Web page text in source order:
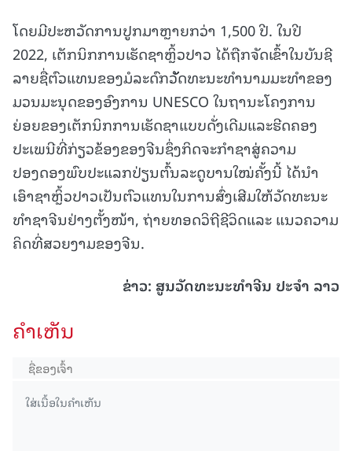
ໂດຍມີປະຫວັດການປູກມາຫຼາຍກວ່າ 1,500 ປີ. ໃນປີ
2022, ເຕັກນິກການເຮັດຊາຫຼິ້ວປາວ ໄດ້ຖືກຈັດເຂົ້າໃນບັນຊີ
ລາຍຊື່ຕົວແທນຂອງມໍລະດົກວັັັດທະນະທໍານາມມະທໍາຂອງ
ມວນມະນຸດຂອງອົງການ UNESCO ໃນຖານະໂຄງການ
ຍ່ອຍຂອງເຕັກນິກການເຮັດຊາແບບດັ່ງເດີມແລະຮີດຄອງ
ປະເພນີທີ່ກ່ຽວຂ້ອງຂອງຈີນຊຶ່ງກິດຈະກໍາຊາສູ່ຄວາມ
ປອງດອງພົບປະແລກປ່ຽນຕົ້ນລະດູບານໃໝ່ຄັ້ງນີ້ ໄດ້ນໍາ
ເອົາຊາຫຼິ້ວປາວເປັນຕົວແທນໃນການສົ່ງເສີມໃຫ້ວັດທະນະ
ທໍາຊາຈີນຢ່າງຕັ້ງໜ້າ, ຖ່າຍທອດວິຖີຊີວິດແລະ ແນວຄວາມ
ຄິດທີ່ສວຍງາມຂອງຈີນ.
ຂ່າວ: ສູນວັດທະນະທໍາຈີນ ປະຈໍາ ລາວ
ຄໍາເຫັນ